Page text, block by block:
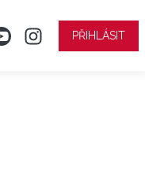
PŘIHLÁSIT